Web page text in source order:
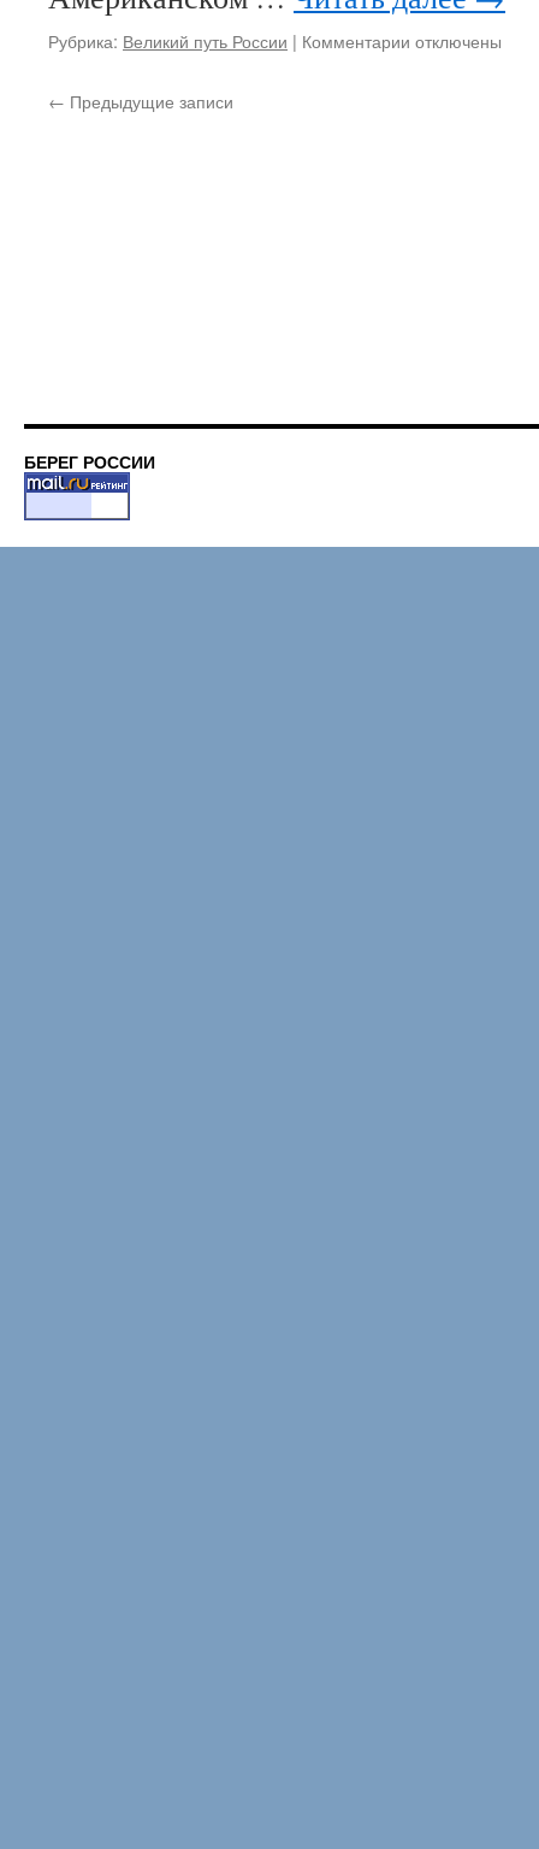
Рубрика: Великий путь России | Комментарии котключены
← Предыдущие записи
БЕРЕГ РОССИИ